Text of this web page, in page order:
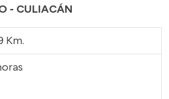
- CULIACÁN
Km.